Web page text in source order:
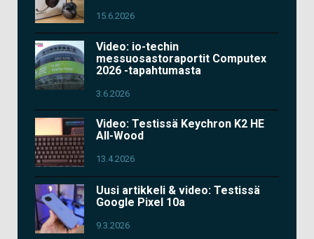
15.6.2026
Video: io-techin
messuosastoraportit Computex
2026 -tapahtumasta
3.6.2026
Video: Testissä Keychron K2 HE
All-Wood
13.4.2026
Uusi artikkeli & video: Testissä
Google Pixel 10a
9.3.2026